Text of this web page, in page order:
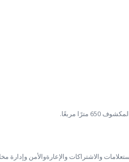
100 زائر، وكذلك مكاتب للاستعلامات والاشتراكات والإعارةوالأمن